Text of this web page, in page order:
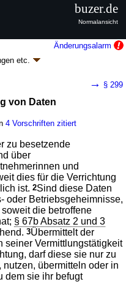
Änderungsalarm
etc.
, 595; zuletzt geändert durch
der Bundesagentur
Genehmigungen und
und Vermittlung
und
→ § 299
von Daten
4 Vorschriften zitiert
zu besetzende
über
und
dies für die Verrichtung
ist.2Sind diese Daten
oder Betriebsgeheimnisse,
die betroffene
§ 67b Absatz 2 und 3
3Übermittelt der
seiner Vermittlungstätigkeit
darf diese sie nur zu
übermitteln oder in
dem sie ihr befugt
buzer.de
Normalansicht